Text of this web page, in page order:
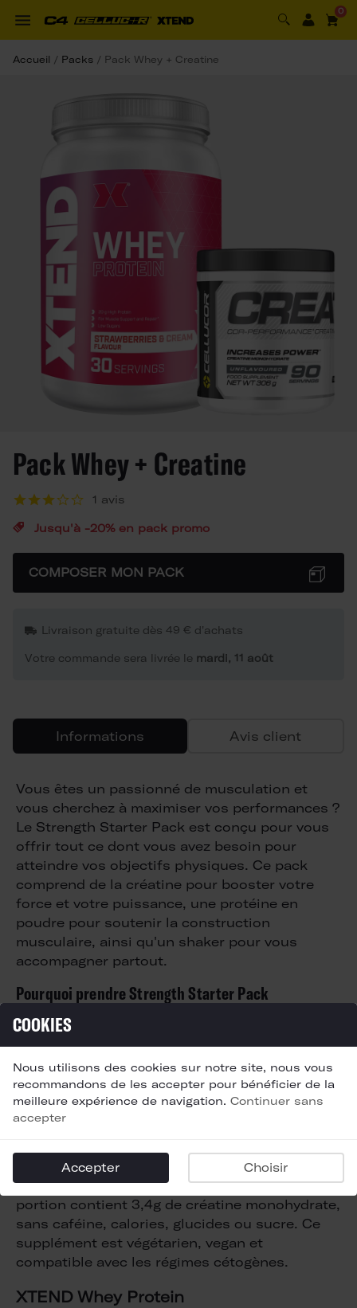
0
Accueil / Packs / Pack Whey + Creatine
Pack Whey + Creatine
1 avis
Jusqu'à -20% en pack promo
COMPOSER MON PACK
Livraison gratuite dès 49 € d'achats
Votre commande sera livrée le mardi, 11 août
Informations Avis client
Vous êtes un passionné de musculation et
vous cherchez à maximiser vos performances ?
Le Strength Starter Pack est conçu pour vous
offrir tout ce dont vous avez besoin pour
atteindre vos objectifs physiques. Ce pack
comprend de la créatine pour booster votre
force et votre puissance, une protéine en
poudre pour soutenir la construction
musculaire, ainsi qu'un shaker pour vous
accompagner partout.
Pourquoi prendre Strength Starter Pack
Le Strength Starter Pack est composé de deux
Creatine COR-performance
La Creatine Cellucor est formulée pour
micronisé pour une meilleure solubilité et une
absorption plus rapide dans le corps. Chaque
portion contient 3,4g de créatine monohydrate,
sans caféine, calories, glucides ou sucre. Ce
supplément est végétarien, vegan et
compatible avec les régimes cétogènes.
XTEND Whey Protein
COOKIES
Nous utilisons des cookies sur notre site, nous vous
recommandons de les accepter pour bénéficier de la
meilleure expérience de navigation. Continuer sans
accepter
Accepter Choisir